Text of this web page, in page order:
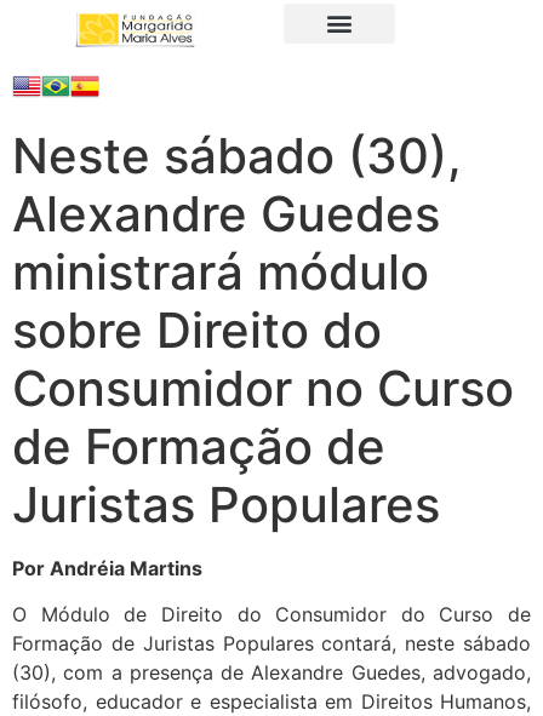
Neste sábado (30),
Alexandre Guedes
ministrará módulo
sobre Direito do
Consumidor no Curso
de Formação de
Juristas Populares
Por Andréia Martins
O Módulo de Direito do Consumidor do Curso de
Formação de Juristas Populares contará, neste sábado
(30), com a presença de Alexandre Guedes, advogado,
filósofo, educador e especialista em Direitos Humanos,